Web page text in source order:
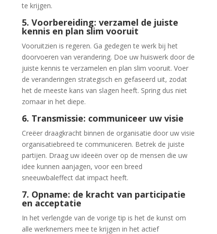
te krijgen.
5. Voorbereiding: verzamel de juiste
kennis en plan slim vooruit
Vooruitzien is regeren. Ga gedegen te werk bij het
doorvoeren van verandering. Doe uw huiswerk door de
juiste kennis te verzamelen en plan slim vooruit. Voer
de veranderingen strategisch en gefaseerd uit, zodat
het de meeste kans van slagen heeft. Spring dus niet
zomaar in het diepe.
6. Transmissie: communiceer uw visie
Creëer draagkracht binnen de organisatie door uw visie
organisatiebreed te communiceren. Betrek de juiste
partijen. Draag uw ideeën over op de mensen die uw
idee kunnen aanjagen, voor een breed
sneeuwbaleffect dat impact heeft.
7. Opname: de kracht van participatie
en acceptatie
In het verlengde van de vorige tip is het de kunst om
alle werknemers mee te krijgen in het actief